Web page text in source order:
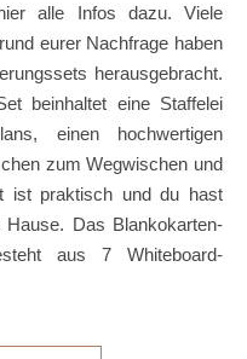
alle Infos dazu. Viele
eurer Nachfrage haben
herausgebracht.
beinhaltet eine Staffelei
einen hochwertigen
zum Wegwischen und
ist praktisch und du hast
Das Blankokarten-
aus 7 Whiteboard-